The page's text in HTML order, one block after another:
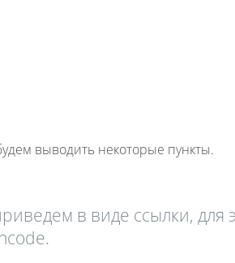
выводить некоторые пункты.
в виде ссылки, для